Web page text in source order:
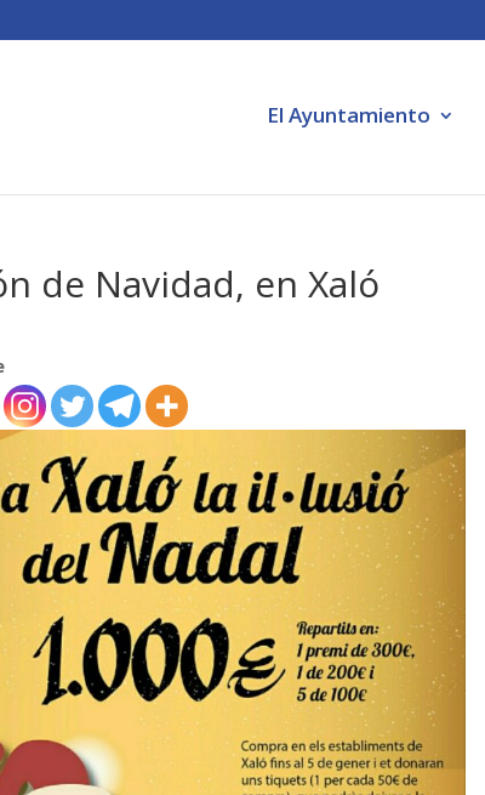
El Ayuntamiento
de Navidad, en Xaló